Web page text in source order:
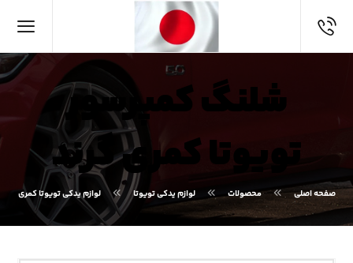
شلنگ کمپرسور
تویوتا کمری گرند
صفحه اصلی محصولات لوازم یدکی تویوتا لوازم یدکی تویوتا کمری